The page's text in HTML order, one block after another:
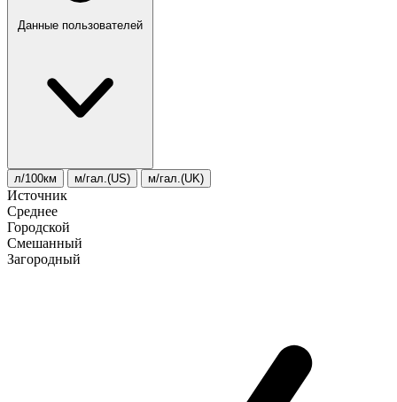
Данные пользователей
л/100км м/гал.(US) м/гал.(UK)
Источник
Среднее
Городской
Смешанный
Загородный